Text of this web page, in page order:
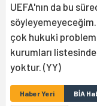
UEFA'nın da bu
çok hukuki problem
kurumları
yoktur. (YY)
Haber Yeri BİA